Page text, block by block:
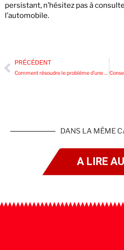
persistant, n’hésitez pas à
l’automobile.
PRÉCÉDENT
Comment résoudre le problème d’une voiture qui ne démarre pas : guide étape par étape
DANS LA MÊME
A LIRE